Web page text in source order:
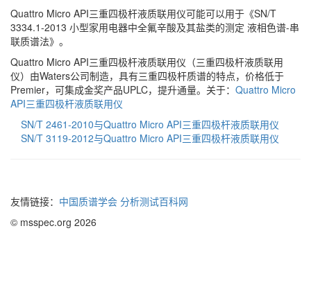
Quattro Micro API三重四极杆液质联用仪可能可以用于《SN/T
3334.1-2013 小型家用电器中全氟辛酸及其盐类的测定 液相色谱-串
联质谱法》。
Quattro Micro API三重四极杆液质联用仪（三重四极杆液质联用
仪）由Waters公司制造，具有三重四极杆质谱的特点，价格低于
Premier，可集成金奖产品UPLC，提升通量。关于： Quattro Micro
API三重四极杆液质联用仪
SN/T 2461-2010与Quattro Micro API三重四极杆液质联用仪
SN/T 3119-2012与Quattro Micro API三重四极杆液质联用仪
友情链接： 中国质谱学会 分析测试百科网
© msspec.org 2026